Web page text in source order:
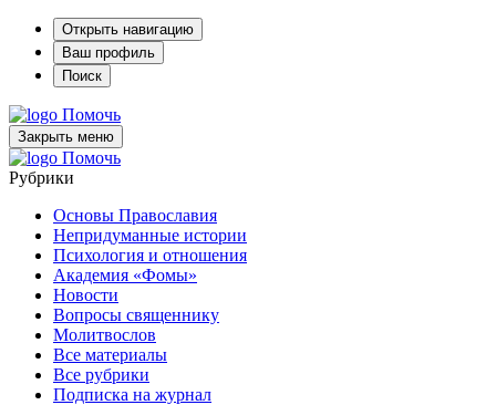
Открыть навигацию
Ваш профиль
Поиск
Помочь
Закрыть меню
Помочь
Рубрики
Основы Православия
Непридуманные истории
Психология и отношения
Академия «Фомы»
Новости
Вопросы священнику
Молитвослов
Все материалы
Все рубрики
Подписка на журнал